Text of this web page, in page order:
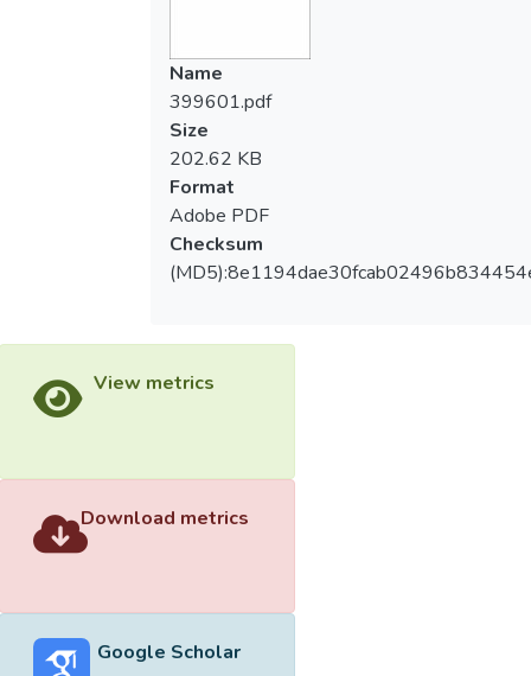
Name
399601.pdf
Size
202.62 KB
Format
Adobe PDF
Checksum
View metrics
Download metrics
Google Scholar